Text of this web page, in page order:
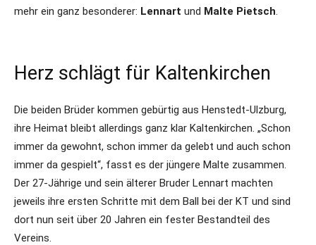
mehr ein ganz besonderer: Lennart und Malte Pietsch.
Herz schlägt für Kaltenkirchen
Die beiden Brüder kommen gebürtig aus Henstedt-Ulzburg,
ihre Heimat bleibt allerdings ganz klar Kaltenkirchen. „Schon
immer da gewohnt, schon immer da gelebt und auch schon
immer da gespielt“, fasst es der jüngere Malte zusammen.
Der 27-Jährige und sein älterer Bruder Lennart machten
jeweils ihre ersten Schritte mit dem Ball bei der KT und sind
dort nun seit über 20 Jahren ein fester Bestandteil des
Vereins.